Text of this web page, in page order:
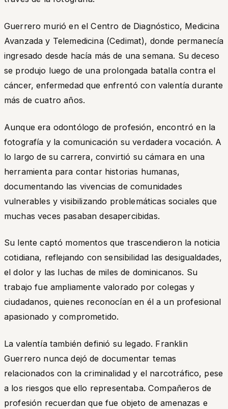
Guerrero murió en el Centro de Diagnóstico, Medicina
Avanzada y Telemedicina (Cedimat), donde permanecía
ingresado desde hacía más de una semana. Su deceso
se produjo luego de una prolongada batalla contra el
cáncer, enfermedad que enfrentó con valentía durante
más de cuatro años.
Aunque era odontólogo de profesión, encontró en la
fotografía y la comunicación su verdadera vocación. A
lo largo de su carrera, convirtió su cámara en una
herramienta para contar historias humanas,
documentando las vivencias de comunidades
vulnerables y visibilizando problemáticas sociales que
muchas veces pasaban desapercibidas.
Su lente captó momentos que trascendieron la noticia
cotidiana, reflejando con sensibilidad las desigualdades,
el dolor y las luchas de miles de dominicanos. Su
trabajo fue ampliamente valorado por colegas y
ciudadanos, quienes reconocían en él a un profesional
apasionado y comprometido.
La valentía también definió su legado. Franklin
Guerrero nunca dejó de documentar temas
relacionados con la criminalidad y el narcotráfico, pese
a los riesgos que ello representaba. Compañeros de
profesión recuerdan que fue objeto de amenazas e